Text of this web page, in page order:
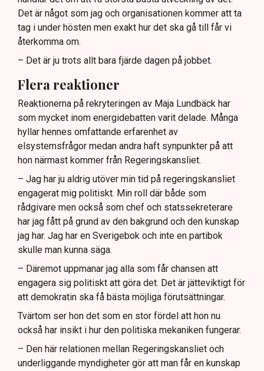
Det är något som jag och organisationen kommer att ta
tag i under hösten men exakt hur det ska gå till får vi
återkomma om.
– Det är ju trots allt bara fjärde dagen på jobbet.
Flera reaktioner
Reaktionerna på rekryteringen av Maja Lundbäck har
som mycket inom energidebatten varit delade. Många
hyllar hennes omfattande erfarenhet av
elsystemsfrågor medan andra haft synpunkter på att
hon närmast kommer från Regeringskansliet.
– Jag har ju aldrig utöver min tid på regeringskansliet
engagerat mig politiskt. Min roll där både som
rådgivare men också som chef och statssekreterare
har jag fått på grund av den bakgrund och den kunskap
jag har. Jag har en Sverigebok och inte en partibok
skulle man kunna säga.
– Däremot uppmanar jag alla som får chansen att
engagera sig politiskt att göra det. Det är jätteviktigt för
att demokratin ska få bästa möjliga förutsättningar.
Tvärtom ser hon det som en stor fördel att hon nu
också har insikt i hur den politiska mekaniken fungerar.
– Den här relationen mellan Regeringskansliet och
underliggande myndigheter gör att man får en kunskap